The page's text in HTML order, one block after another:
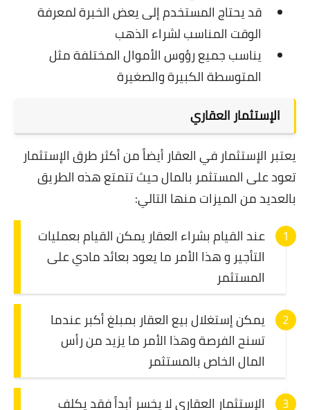
قد يحتاج المستخدم إلى يعض الخبرة لمعرفة
الوقت المناسب لشراء الذهب
يناسب جميع رؤوس الأموال المختلفة مثل
المتوسطة الكبيرة والصغيرة
الإستثمار العقاري
يعتبر الإستثمار في العقار أيضاً من أكثر طرق الإستثمار
تعود على المستثمر بالمال حيث تتمتع هذه الطريق
بالعديد من الميزات منها التالي:
عند القيام بشراء العقار يمكن القيام بعمليات
التأجير و هذا الأمر ما يعود بعائد مادي على
المستثمر
يمكن إستغلال بيع العقار بمبلغ أكبر عندما
تسنح الفرصة وهذا الأمر ما يزيد من رأس
المال الخاص بالمستثمر
الإستثمار العقاري لا يخسر أبداً فقد يكلف